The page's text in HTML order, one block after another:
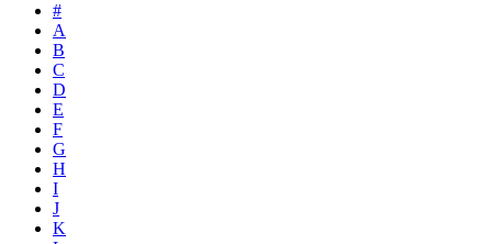
#
A
B
C
D
E
F
G
H
I
J
K